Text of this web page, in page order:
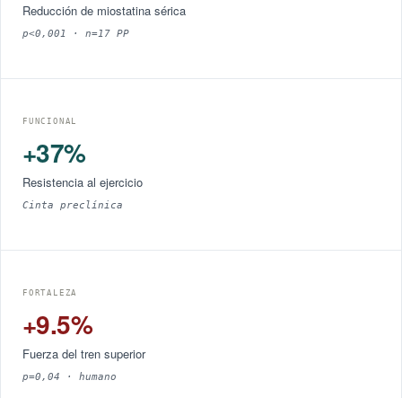
Reducción de miostatina sérica
p<0,001 · n=17 PP
FUNCIONAL
+37%
Resistencia al ejercicio
Cinta preclínica
FORTALEZA
+9.5%
Fuerza del tren superior
p=0,04 · humano